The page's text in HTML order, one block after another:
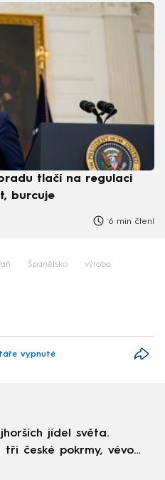
tlačí na regulaci
burcuje
6 min čtení
Španělsko výroba
vypnuté
jídel světa.
tři české pokrmy, vévodí